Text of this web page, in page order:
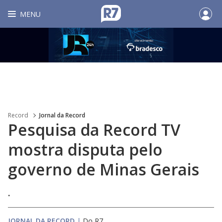
MENU
Record Jornal da Record
Pesquisa da Record TV
mostra disputa pelo
governo de Minas Gerais
.